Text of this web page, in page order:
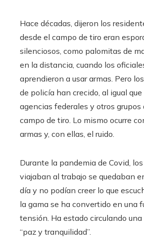
Hace décadas, dijeron los
desde el campo de tiro eran
silenciosos, como palomitas de
en la distancia, cuando los
aprendieron a usar armas. Pero
de policía han crecido, al igual
agencias federales y otros grupos
campo de tiro. Lo mismo ocurre
armas y, con ellas, el ruido.
Durante la pandemia de Covid,
viajaban al trabajo se quedaban
día y no podían creer lo que
la gama se ha convertido en una
tensión. Ha estado circulando
“paz y tranquilidad”.